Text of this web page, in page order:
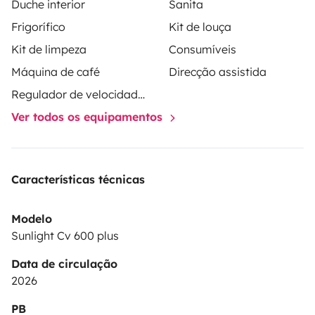
Duche interior
Sanita
Frigorífico
Kit de louça
Kit de limpeza
Consumíveis
Máquina de café
Direcção assistida
Regulador de velocidade / Cruise Control
Ver todos os equipamentos
Características técnicas
Modelo
Sunlight Cv 600 plus
Data de circulação
2026
PB